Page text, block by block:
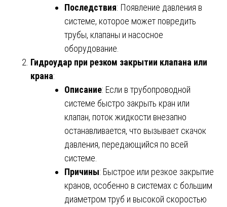
Последствия: Появление давления в
системе, которое может повредить
трубы, клапаны и насосное
оборудование.
Гидроудар при резком закрытии клапана или
крана:
Описание: Если в трубопроводной
системе быстро закрыть кран или
клапан, поток жидкости внезапно
останавливается, что вызывает скачок
давления, передающийся по всей
системе.
Причины: Быстрое или резкое закрытие
кранов, особенно в системах с большим
диаметром труб и высокой скоростью